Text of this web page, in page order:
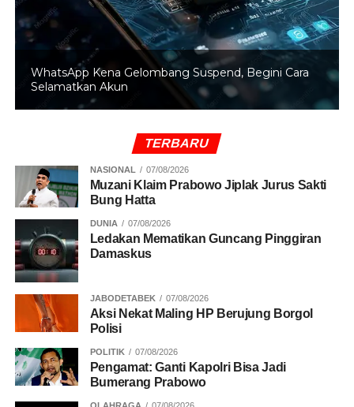
WhatsApp Kena Gelombang Suspend, Begini Cara
Selamatkan Akun
TERBARU
NASIONAL 07/08/2026
Muzani Klaim Prabowo Jiplak Jurus Sakti
Bung Hatta
DUNIA 07/08/2026
Ledakan Mematikan Guncang Pinggiran
Damaskus
JABODETABEK 07/08/2026
Aksi Nekat Maling HP Berujung Borgol
Polisi
POLITIK 07/08/2026
Pengamat: Ganti Kapolri Bisa Jadi
Bumerang Prabowo